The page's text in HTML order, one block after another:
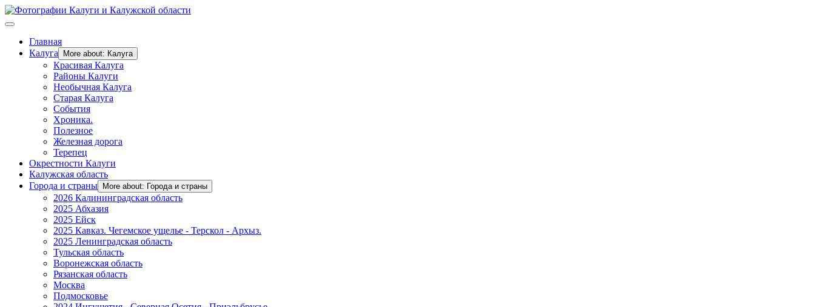
Главная
Калуга
More about: Калуга
Красивая Калуга
Районы Калуги
Необычная Калуга
Старая Калуга
События
Хроника.
Полезное
Железная дорога
Терепец
Окрестности Калуги
Калужская область
Города и страны
More about: Города и страны
2026 Калининградская область
2025 Абхазия
2025 Ейск
2025 Кавказ. Чегемское ущелье - Терскол - Архыз.
2025 Ленинградская область
Тульская область
Воронежская область
Рязанская область
Москва
Подмосковье